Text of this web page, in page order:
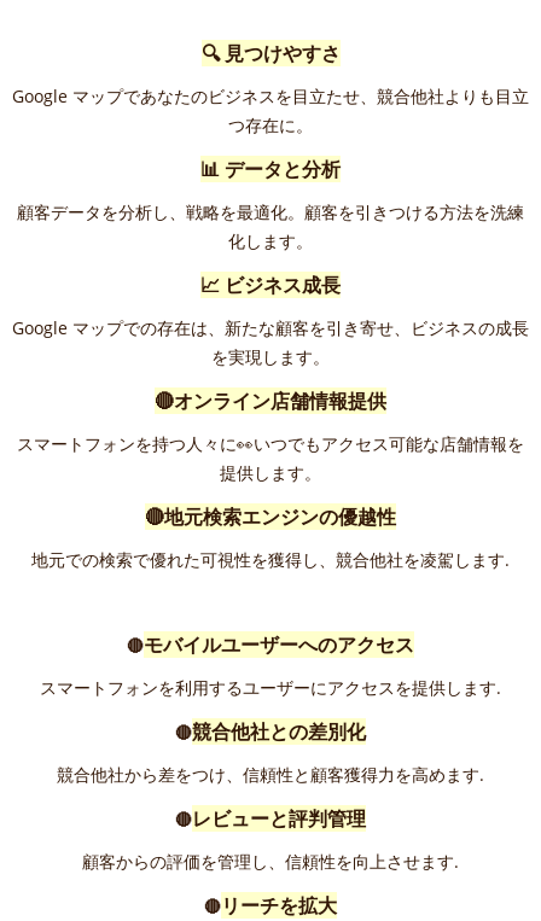
🔍 見つけやすさ
Google マップであなたのビジネスを目立たせ、競合他社よりも目立
つ存在に。
📊 データと分析
顧客データを分析し、戦略を最適化。顧客を引きつける方法を洗練
化します。
📈 ビジネス成長
Google マップでの存在は、新たな顧客を引き寄せ、ビジネスの成長
を実現します。
🔴オンライン店舗情報提供
スマートフォンを持つ人々に👀いつでもアクセス可能な店舗情報を
提供します。
🔴地元検索エンジンの優越性
地元での検索で優れた可視性を獲得し、競合他社を凌駕します.
🔴モバイルユーザーへのアクセス
スマートフォンを利用するユーザーにアクセスを提供します.
🔴競合他社との差別化
競合他社から差をつけ、信頼性と顧客獲得力を高めます.
🔴レビューと評判管理
顧客からの評価を管理し、信頼性を向上させます.
🔴リーチを拡大